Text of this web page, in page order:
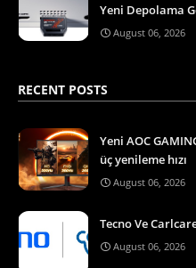
Yeni Depolama
August 06, 2026
RECENT POSTS
Yeni AOC
üç yenileme hızı
August 06, 2026
Tecno Ve
August 06, 2026